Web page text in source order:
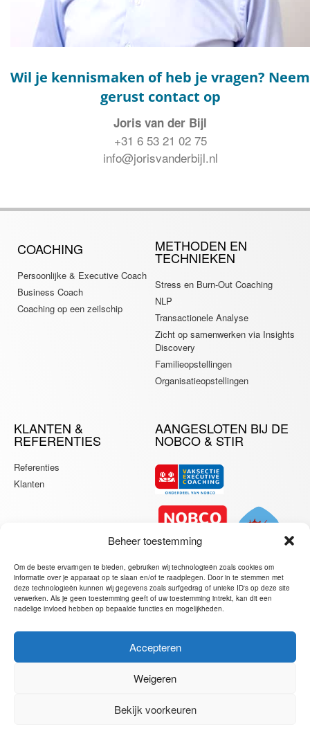
Beheer toestemming
Om de beste ervaringen te bieden, gebruiken wij technologieën zoals cookies om
informatie over je apparaat op te slaan en/of te raadplegen. Door in te stemmen met
deze technologieën kunnen wij gegevens zoals surfgedrag of unieke ID's op deze site
verwerken. Als je geen toestemming geeft of uw toestemming intrekt, kan dit een
nadelige invloed hebben op bepaalde functies en mogelijkheden.
Accepteren
Weigeren
Bekijk voorkeuren
Wil je kennismaken of heb je vragen? Neem
gerust contact op
Joris van der Bijl
+31 6 53 21 02 75
info@jorisvanderbijl.nl
COACHING
Persoonlijke & Executive Coach
Business Coach
Coaching op een zeilschip
METHODEN EN
TECHNIEKEN
Stress en Burn-Out Coaching
NLP
Transactionele Analyse
Zicht op samenwerken via Insights
Discovery
Familieopstellingen
Organisatieopstellingen
KLANTEN &
REFERENTIES
Referenties
Klanten
AANGESLOTEN BIJ DE
NOBCO & STIR
JORIS VAN DER BIJL – PERSONAL, EXECUTIVE &
MOERBEILAAN 26, 1214 LW HILVERSUM